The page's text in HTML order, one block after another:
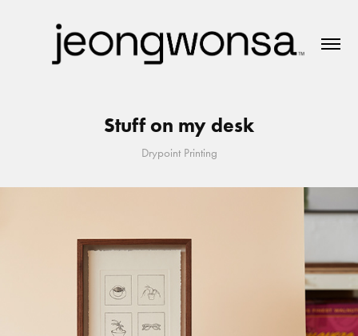
Stuff on my desk
Drypoint Printing